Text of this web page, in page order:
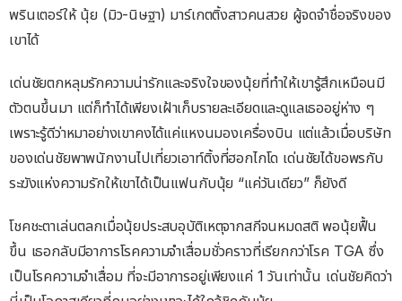
พรินเตอร์ให้ นุ้ย (มิว-นิษฐา) มาร์เกตติ้งสาวคนสวย ผู้จดจำชื่อจริงของ
เขาได้
เด่นชัยตกหลุมรักความน่ารักและจริงใจของนุ้ยที่ทำให้เขารู้สึกเหมือนมี
ตัวตนขึ้นมา แต่ก็ทำได้เพียงเฝ้าเก็บรายละเอียดและดูแลเธออยู่ห่าง ๆ
เพราะรู้ดีว่าหมาอย่างเขาคงได้แค่แหงนมองเครื่องบิน แต่แล้วเมื่อบริษัท
ของเด่นชัยพาพนักงานไปเที่ยวเอาท์ติ้งที่ฮอกไกโด เด่นชัยได้ขอพรกับ
ระฆังแห่งความรักให้เขาได้เป็นแฟนกับนุ้ย “แค่วันเดียว” ก็ยังดี
โชคชะตาเล่นตลกเมื่อนุ้ยประสบอุบัติเหตุจากสกีจนหมดสติ พอนุ้ยฟื้น
ขึ้น เธอกลับมีอาการโรคความจำเสื่อมชั่วคราวที่เรียกกว่าโรค TGA ซึ่ง
เป็นโรคความจำเสื่อม ที่จะมีอาการอยู่เพียงแค่ 1 วันเท่านั้น เด่นชัยคิดว่า